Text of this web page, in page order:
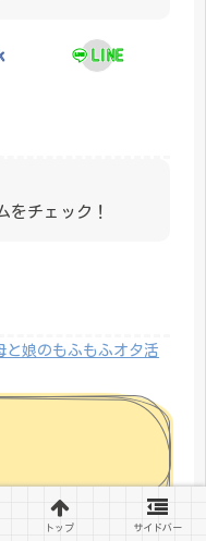
LINE
をチェック！
と娘のもふもふオタ活
トップ サイドバー